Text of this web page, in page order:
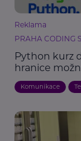
Reklama
PRAHA CODING
Python kurz
hranice
Komunikace